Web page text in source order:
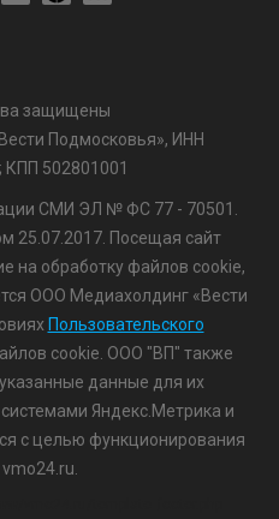
защищены
Подмосковья», ИНН
КПП 502801001
СМИ ЭЛ № ФС 77 - 70501.
25.07.2017. Посещая сайт
на обработку файлов cookie,
ООО Медиахолдинг «Вести
Пользовательского
cookie. ООО "ВП" также
данные для их
Яндекс.Метрика и
с целью функционирования